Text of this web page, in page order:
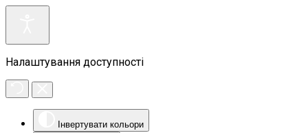
Налаштування доступності
Інвертувати кольори